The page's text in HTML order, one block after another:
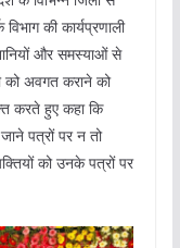
की कार्यप्रणाली
और समस्याओं से
को अवगत कराने को
करते हुए कहा कि
पत्रों पर न तो
को उनके पत्रों पर